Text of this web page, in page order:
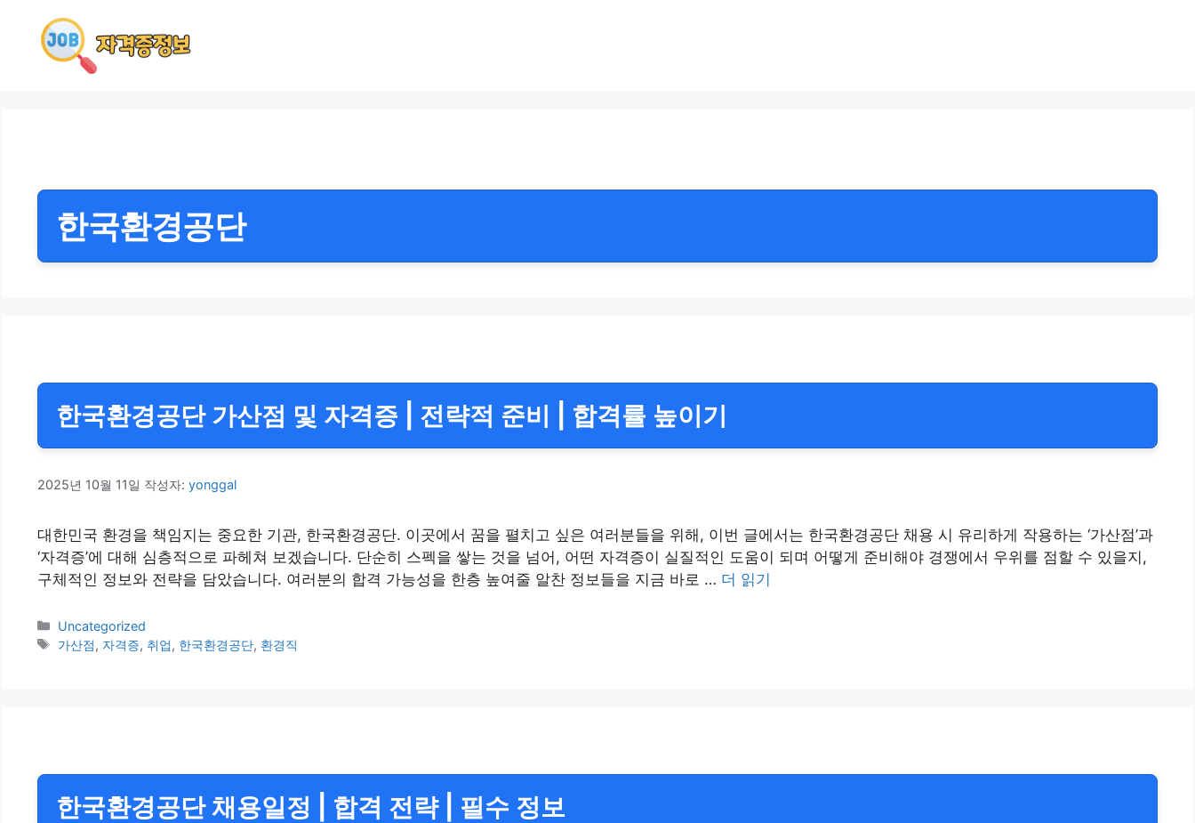
한국환경공단
한국환경공단 가산점 및 자격증 | 전략적 준비 | 합격률 높이기
2025년 10월 11일 작성자: yonggal
대한민국 환경을 책임지는 중요한 기관, 한국환경공단. 이곳에서 꿈을 펼치고 싶은 여러분들을 위해, 이번 글에서는 한국환경공단 채용 시 유리하게 작용하는 ‘가산점’과
‘자격증’에 대해 심층적으로 파헤쳐 보겠습니다. 단순히 스펙을 쌓는 것을 넘어, 어떤 자격증이 실질적인 도움이 되며 어떻게 준비해야 경쟁에서 우위를 점할 수 있을지,
구체적인 정보와 전략을 담았습니다. 여러분의 합격 가능성을 한층 높여줄 알찬 정보들을 지금 바로 … 더 읽기
카
테
Uncategorized
태
가산점, 자격증, 취업, 한국환경공단, 환경직
한국환경공단 채용일정 | 합격 전략 | 필수 정보